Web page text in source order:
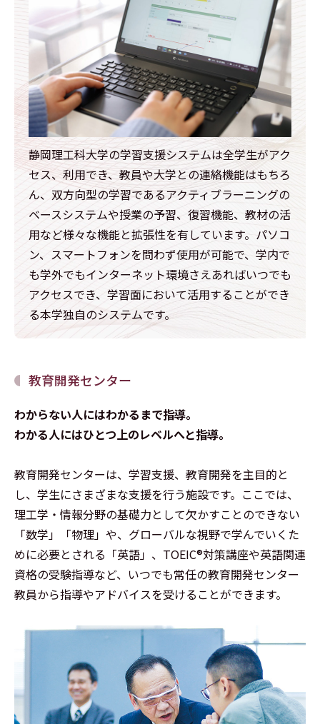
静岡理工科大学の学習支援システムは全学生がアク
セス、利用でき、教員や大学との連絡機能はもちろ
ん、双方向型の学習であるアクティブラーニングの
ベースシステムや授業の予習、復習機能、教材の活
用など様々な機能と拡張性を有しています。パソコ
ン、スマートフォンを問わず使用が可能で、学内で
も学外でもインターネット環境さえあればいつでも
アクセスでき、学習面において活用することができ
る本学独自のシステムです。
教育開発センター
わからない人にはわかるまで指導。
わかる人にはひとつ上のレベルへと指導。
教育開発センターは、学習支援、教育開発を主目的と
し、学生にさまざまな支援を行う施設です。ここでは、
理工学・情報分野の基礎力として欠かすことのできない
「数学」「物理」や、グローバルな視野で学んでいくた
めに必要とされる「英語」、TOEIC®対策講座や英語関連
資格の受験指導など、いつでも常任の教育開発センター
教員から指導やアドバイスを受けることができます。